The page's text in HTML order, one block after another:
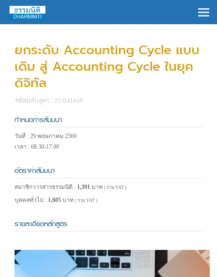
ยกระดับ Accounting Cycle แบบ
เดิม สู่ Accounting Cycle ในยุค
ดิจิทัล
รหัสหลักสูตร : 21/04184P
กำหนดการสัมมนา
วันที่ : 29 พฤษภาคม 2569
เวลา : 08.30-17.00
อัตราค่าสัมมนา
สมาชิกวารสารธรรมนิติ : 1,391 บาท ( รวม VAT )
บุคคลทั่วไป : 1,605 บาท ( รวม VAT )
รายละเอียดหลักสูตร